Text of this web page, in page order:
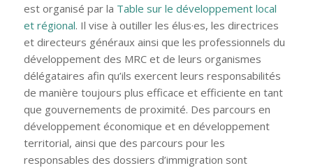
est organisé par la Table sur le développement local
et régional. Il vise à outiller les élus·es, les directrices
et directeurs généraux ainsi que les professionnels du
développement des MRC et de leurs organismes
délégataires afin qu’ils exercent leurs responsabilités
de manière toujours plus efficace et efficiente en tant
que gouvernements de proximité. Des parcours en
développement économique et en développement
territorial, ainsi que des parcours pour les
responsables des dossiers d’immigration sont